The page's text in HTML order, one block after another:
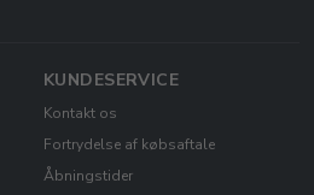
KUNDESERVICE
Kontakt os
Fortrydelse af købsaftale
Åbningstider